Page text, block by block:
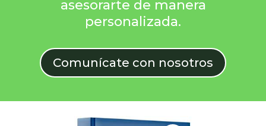
asesorarte de manera
personalizada.
Comunícate con nosotros